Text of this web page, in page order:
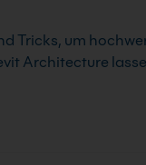
Tricks, um
Architecture